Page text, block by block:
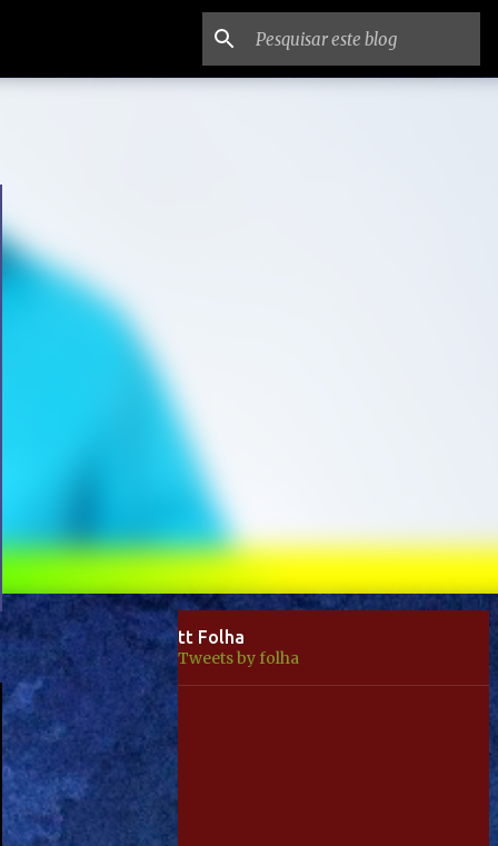
tt Folha
Tweets by folha